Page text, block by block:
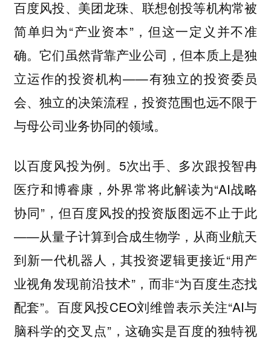
百度风投、美团龙珠、联想创投等机构常被
简单归为“产业资本”，但这一定义并不准
确。它们虽然背靠产业公司，但本质上是独
立运作的投资机构——有独立的投资委员
会、独立的决策流程，投资范围也远不限于
与母公司业务协同的领域。
以百度风投为例。5次出手、多次跟投智冉
医疗和博睿康，外界常将此解读为“AI战略
协同”，但百度风投的投资版图远不止于此
——从量子计算到合成生物学，从商业航天
到新一代机器人，其投资逻辑更接近“用产
业视角发现前沿技术”，而非“为百度生态找
配套”。百度风投CEO刘维曾表示关注“AI与
脑科学的交叉点”，这确实是百度的独特视